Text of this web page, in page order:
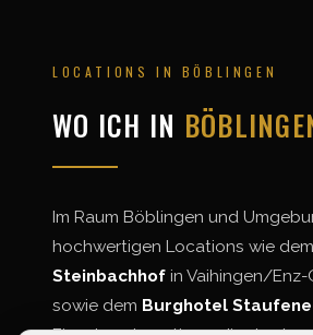
LOCATIONS IN BÖBLINGEN
WO ICH IN
Im Raum Böblingen und
hochwertigen Locations wie dem
Steinbachhof in Vaihingen/
sowie dem Burghotel